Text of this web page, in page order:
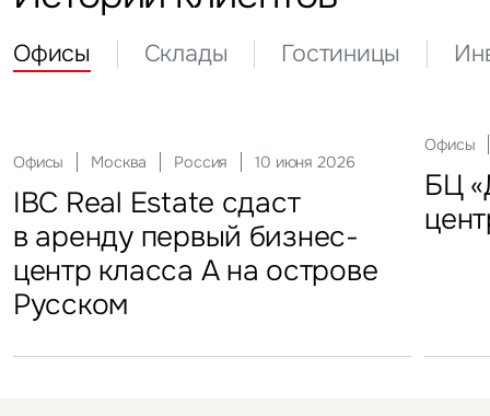
Офисы Склады Гостиницы
Офисы Москва Россия 10 июня 2026
IBC Real Estate сдаст
в аренду первый бизнес-
центр класса А на острове
Русском
Офисы
БЦ
FFF group – новый резидент
«Атлант-Парк»
Гостиницы Москва Россия 18 ноября 2025
Новый Crocus Fitness
Петровский парк откроется
в отеле Hyatt Regency
Инвестиции Москва Россия 22 мая 2025
Один из крупнейших
гостиничных комплексов
Подмосковья перешел
под управление компании
29
«Солнце Москвы», ВДНХ